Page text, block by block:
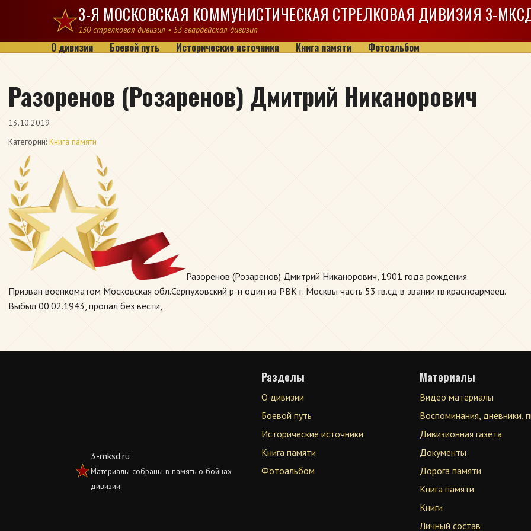
Перейти к содержимому3-Я МОСКОВСКАЯ КОММУНИСТИЧЕСКАЯ СТРЕЛКОВАЯ ДИВИЗИЯ 3-
130 стрелковая дивизия • 53 гвардейская дивизия
О дивизии Боевой путь Исторические источники Книга памяти Фотоальбом
Разоренов (Розаренов) Дмитрий Никанорович
13.10.2019
Категории: Книга памяти
Разоренов (Розаренов) Дмитрий Никанорович, 1901 года рождения.
Призван военкоматом Московская обл.Серпуховский р-н один из РВК г. Москвы часть 53 гв.сд в звании гв.красноармеец.
Выбыл 00.02.1943, пропал без вести, .
3-mksd.ru
Материалы собраны в память о бойцах
дивизии
Разделы
О дивизии
Боевой путь
Исторические источники
Книга памяти
Фотоальбом
Материалы
Видео материалы
Воспоминания, дневники,
Дивизионная газета
Документы
Дорога памяти
Книга памяти
Книги
Личный состав